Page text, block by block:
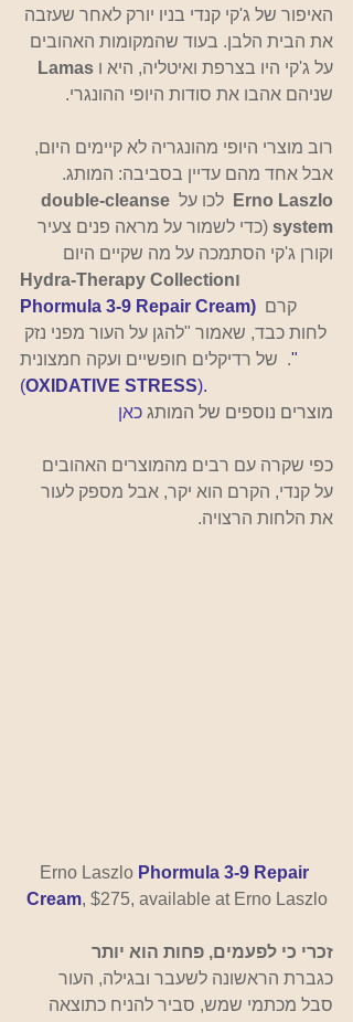
האיפור של ג'קי קנדי בניו יורק לאחר שעזבה
את הבית הלבן. בעוד שהמקומות האהובים
על ג'קי היו בצרפת ואיטליה, היא ו Lamas
שניהם אהבו את סודות היופי ההונגרי.
רוב מוצרי היופי מהונגריה לא קיימים היום,
אבל אחד מהם עדיין בסביבה: המותג.
Erno Laszlo
  לכו על
double-cleanse
system (כדי לשמור על מראה פנים צעיר
וקורן ג'קי הסתמכה על מה שקיים היום
Hydra-Therapy Collectionו
Phormula 3-9 Repair Cream) קרם
לחות כבד, שאמור "להגן על העור מפני נזק
של רדיקלים חופשיים ועקה חמצונית  ."
(OXIDATIVE STRESS).
מוצרים נוספים של המותג כאן
כפי שקרה עם רבים מהמוצרים האהובים
על קנדי, הקרם הוא יקר, אבל מספק לעור
את הלחות הרצויה.
Erno Laszlo Phormula 3-9 Repair
Cream, $275, available at Erno Laszlo
זכרי כי לפעמים, פחות הוא יותר
כגברת הראשונה לשעבר ובגילה, העור
סבל מכתמי שמש, סביר להניח כתוצאה